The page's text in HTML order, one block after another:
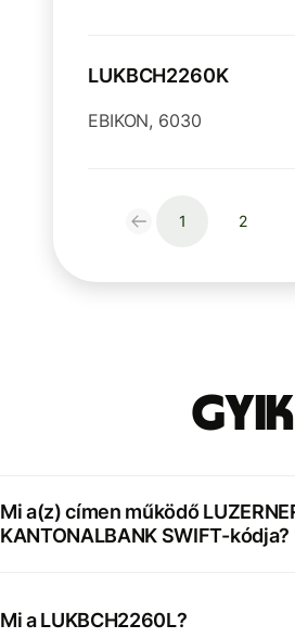
LUKBCH2260K
EBIKON, 6030
1 2
GYIK
Mi a(z) címen működő LUZERNER
KANTONALBANK SWIFT-kódja?
Mi a LUKBCH2260L?